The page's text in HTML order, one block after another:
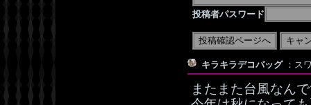
投稿者パスワード
キラキラデコバッグ ：ス
またまた台風なん